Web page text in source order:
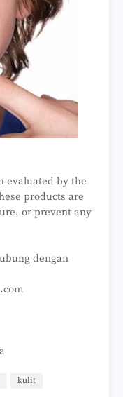
evaluated by the
products are
or prevent any
dengan
kulit